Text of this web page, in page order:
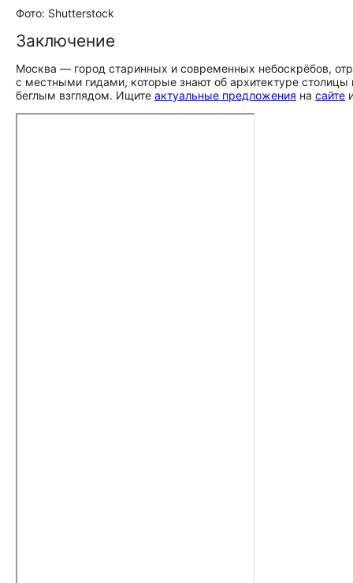
Фото: Shutterstock
Заключение
Москва — город старинных и современных небоскрёбов,
с местными гидами, которые знают об архитектуре
беглым взглядом. Ищите актуальные предложения на сайте